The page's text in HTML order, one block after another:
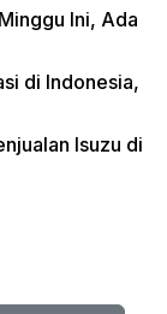
Ini, Ada
di Indonesia,
Isuzu di